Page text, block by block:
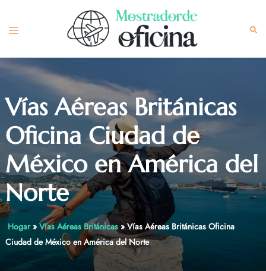
content
Toggle
Vías Aéreas Británicas
Oficina Ciudad de
México en América del
Norte
Hogar» Vías Aéreas Británicas»Vías Aéreas Británicas Oficina
Ciudad de México en América del Norte